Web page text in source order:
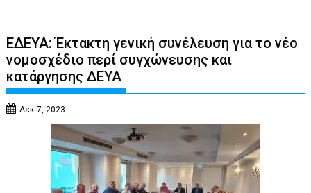
ΕΔΕΥΑ: Έκτακτη γενική συνέλευση για το νέο
νομοσχέδιο περί συγχώνευσης και
κατάργησης ΔΕΥΑ
Δεκ 7, 2023